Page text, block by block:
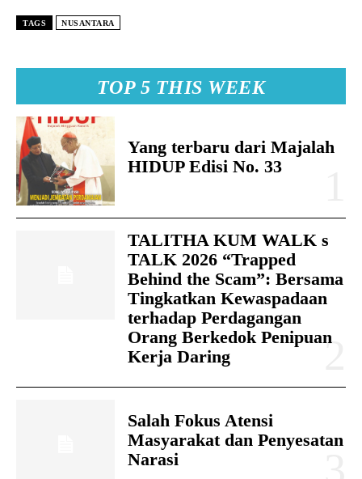
TOP 5 THIS WEEK
Yang terbaru dari Majalah
HIDUP Edisi No. 33
TALITHA KUM WALK s
TALK 2026 “Trapped
Behind the Scam”: Bersama
Tingkatkan Kewaspadaan
terhadap Perdagangan
Orang Berkedok Penipuan
Kerja Daring
Salah Fokus Atensi
Masyarakat dan Penyesatan
Narasi
TAGS NUSANTARA